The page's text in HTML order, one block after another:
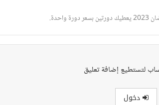
لتستطيع إضافة تعليق
دخول